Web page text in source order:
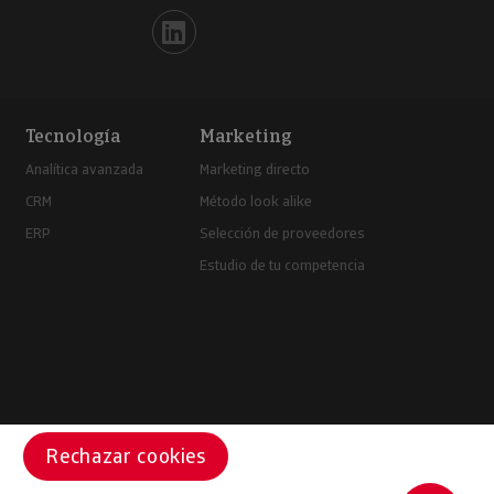
Iberinform en Linkedin
Tecnología
Analítica avanzada
CRM
ERP
Marketing
Marketing directo
Método look alike
Selección de proveedores
Estudio de tu competencia
Rechazar cookies